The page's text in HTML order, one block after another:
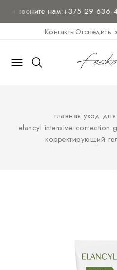
и звоните нам:+375 29 636-
КонтактыОтследить

главная уход для
elancyl intensive correction
корректирующий